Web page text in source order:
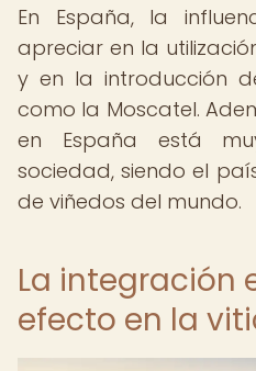
En España, la
apreciar en la
y en la introducción
como la Moscatel.
en España está
sociedad, siendo el
de viñedos del mundo.
La integración
efecto en la